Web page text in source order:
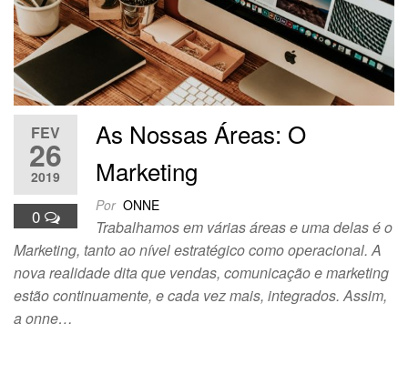
FEV
26
2019
0
As Nossas Áreas: O
Marketing
Por ONNE
Trabalhamos em várias áreas e uma delas é o
Marketing, tanto ao nível estratégico como operacional. A
nova realidade dita que vendas, comunicação e marketing
estão continuamente, e cada vez mais, integrados. Assim,
a onne…